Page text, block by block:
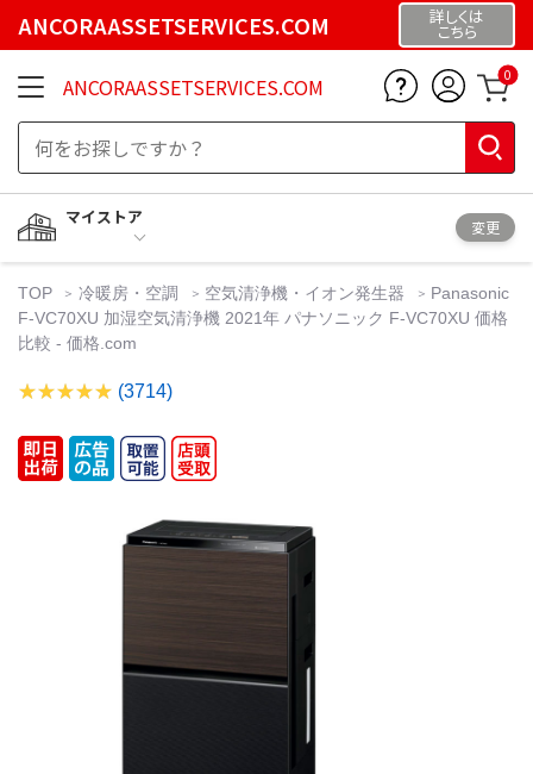
ANCORAASSETSERVICES.COM 詳しくは
こちら
ANCORAASSETSERVICES.COM 0
マイストア
変更
TOP 冷暖房・空調 空気清浄機・イオン発生器
Panasonic
F-VC70XU 加湿空気清浄機 2021年 パナソニック F-VC70XU 価格
比較 - 価格.com
(3714)